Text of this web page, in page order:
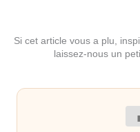
Si cet article vous a plu,
laissez-nous un